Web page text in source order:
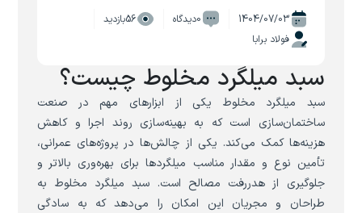
1404/07/03 0دیدگاه
56بازدید
فولاد برابا
سبد میلگرد مخلوط چیست؟
سبد میلگرد مخلوط یکی از ابزارهای مهم در صنعت
ساختمان‌سازی است که به بهینه‌سازی روند اجرا و کاهش
هزینه‌ها کمک می‌کند. یکی از چالش‌ها در پروژه‌های عمرانی،
تأمین نوع و مقدار مناسب میلگردها برای بهره‌وری بالاتر و
جلوگیری از هدررفت مصالح است. سبد میلگرد مخلوط به
طراحان و مجریان این امکان را می‌دهد که به سادگی